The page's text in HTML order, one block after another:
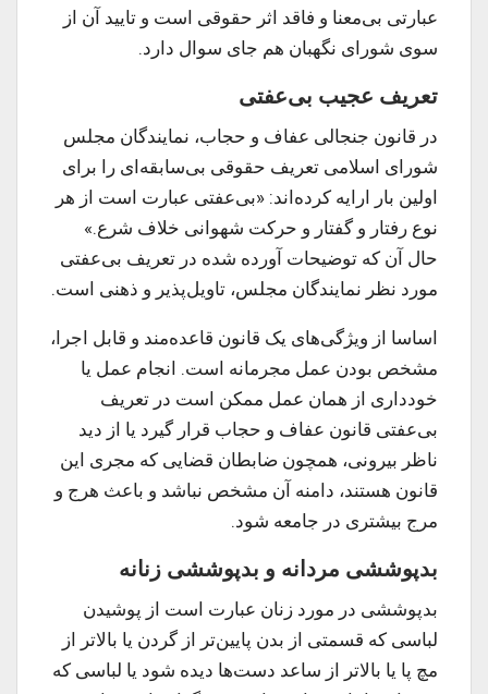
عبارتی بی‌معنا و فاقد اثر حقوقی است و تایید آن از
سوی شورای نگهبان هم جای سوال دارد.
تعریف عجیب بی‌عفتی
در قانون جنجالی عفاف و حجاب، نمایندگان مجلس
شورای اسلامی تعریف حقوقی بی‌سابقه‌ای را برای
اولین بار ارایه کرده‌اند: «بی‌عفتی عبارت است از هر
نوع رفتار و گفتار و حرکت شهوانی خلاف شرع.»
حال آن که توضیحات آورده شده در تعریف بی‌عفتی
مورد نظر نمایندگان مجلس، تاویل‌پذیر و ذهنی است.
اساسا از ویژگی‌های یک قانون قاعده‌مند و قابل اجرا،
مشخص بودن عمل مجرمانه است. انجام عمل یا
خودداری از همان عمل ممکن است در تعریف
بی‌عفتی قانون عفاف و حجاب قرار گیرد یا از دید
ناظر بیرونی، همچون ضابطان قضایی که مجری این
قانون هستند، دامنه آن مشخص نباشد و باعث هرج و
مرج بیشتری در جامعه شود.
بدپوششی مردانه و بدپوششی زنانه
بدپوششی در مورد زنان عبارت است از پوشیدن
لباسی که قسمتی از بدن پایین‌تر از گردن یا بالاتر از
مچ پا یا بالاتر از ساعد دست‌ها دیده شود یا لباسی که